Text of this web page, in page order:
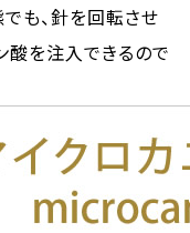
も、針を回転させ
酸を注入できるので